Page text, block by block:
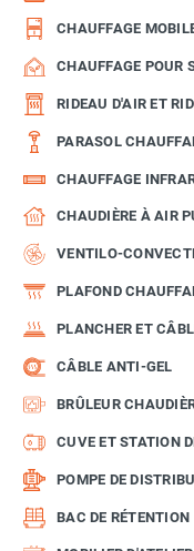
CHAUFFAGE
CHAUFFAGE POUR
RIDEAU D'AIR ET
PARASOL
CHAUFFAGE
CHAUDIÈRE À AIR
VENTILO-
PLAFOND
PLANCHER ET
CÂBLE ANTI-GEL
BRÛLEUR
CUVE ET STATION
POMPE DE
BAC DE RÉTENTION